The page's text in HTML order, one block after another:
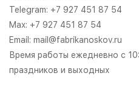
Telegram: +7 927 451 87 54
Max: +7 927 451 87 54
Email: mail@fabrikanoskov.ru
Время работы ежедневно с
праздников и выходных